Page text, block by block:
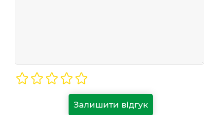
Залишити відгук